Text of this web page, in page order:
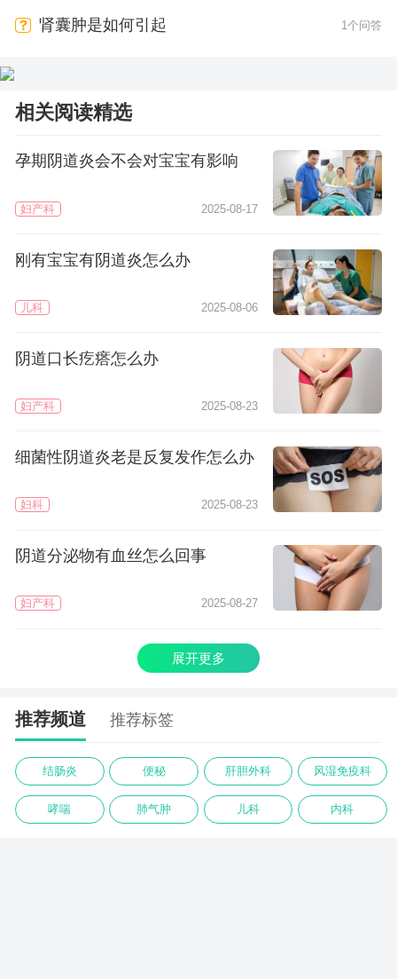
肾囊肿是如何引起 1个问答
相关阅读精选
孕期阴道炎会不会对宝宝有影响
妇产科 2025-08-17
刚有宝宝有阴道炎怎么办
儿科 2025-08-06
阴道口长疙瘩怎么办
妇产科 2025-08-23
细菌性阴道炎老是反复发作怎么办
妇科 2025-08-23
阴道分泌物有血丝怎么回事
妇产科 2025-08-27
展开更多
推荐频道 推荐标签
结肠炎 便秘 肝胆外科 风湿免疫科
哮喘 肺气肿 儿科 内科